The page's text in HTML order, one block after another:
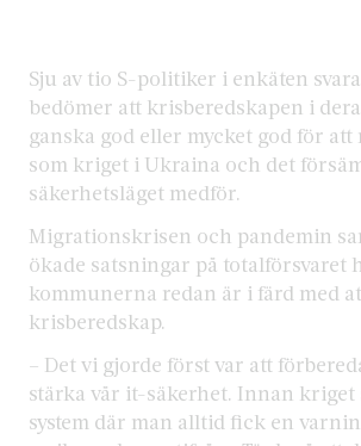
Sju av tio S-politiker i enkäten
bedömer att krisberedskapen i
ganska god eller mycket god för
som kriget i Ukraina och det
säkerhetsläget medför.
Migrationskrisen och pandemin
ökade satsningar på totalförsvaret
kommunerna redan är i färd med
krisberedskap.
– Det vi gjorde först var att
stärka vår it-säkerhet. Innan kriget
system där man alltid fick en